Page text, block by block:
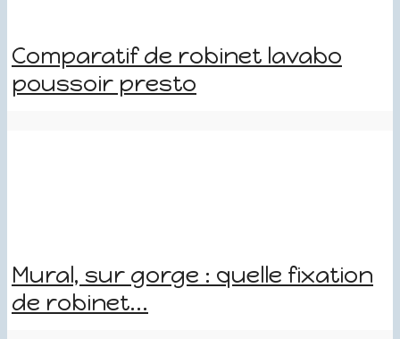
Comparatif de robinet lavabo
poussoir presto
Mural, sur gorge : quelle fixation
de robinet...